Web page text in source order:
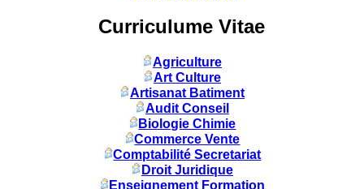
Curriculume Vitae
Agriculture
Art Culture
Artisanat Batiment
Audit Conseil
Biologie Chimie
Commerce Vente
Comptabilité Secretariat
Droit Juridique
Enseignement Formation